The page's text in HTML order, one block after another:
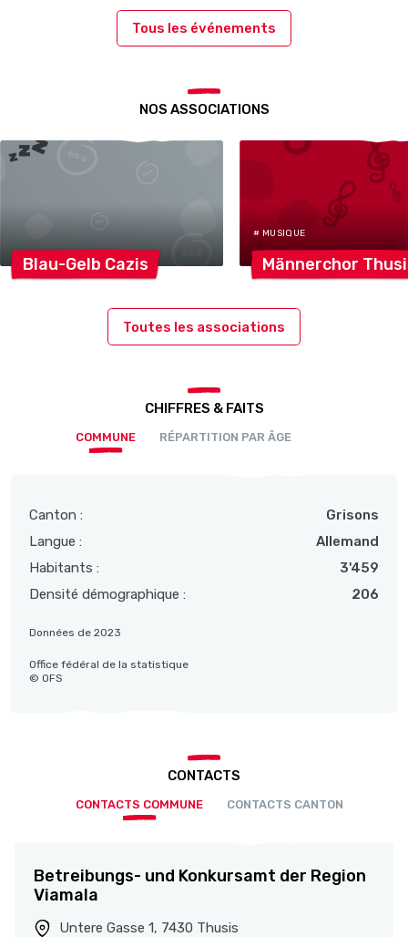
Tous les événements
NOS ASSOCIATIONS
Blau-Gelb Cazis
# MUSIQUE
Männerchor
Toutes les associations
CHIFFRES & FAITS
COMMUNE RÉPARTITION PAR ÂGE
Canton :
Grisons
Langue :
Allemand
Habitants :
3'459
Densité démographique :
206
Données de 2023
Office fédéral de la statistique
© OFS
CONTACTS
CONTACTS COMMUNE CONTACTS CANTON
Betreibungs- und Konkursamt der Region
Viamala
Untere Gasse 1, 7430 Thusis